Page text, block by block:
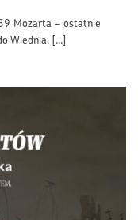
Mozarta – ostatnie
Wiednia. [...]